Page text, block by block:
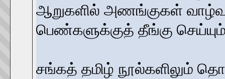
ஆறுகளில் அணங்குகள்
பெண்களுக்குத் தீங்கு
சங்கத் தமிழ் நூல்களிலும்